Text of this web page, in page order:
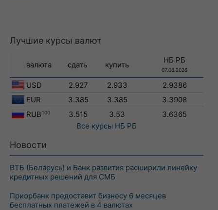
Лучшие курсы валют
валюта сдать купить
НБ РБ
07.08.2026
USD 2.927 2.933
2.9386
EUR
3.385 3.385
3.3908
RUB 100 3.515 3.53
3.6365
Все курсы НБ РБ
Новости
ВТБ (Беларусь) и Банк развития расширили линейку
кредитных решений для СМБ
Приорбанк предоставит бизнесу 6 месяцев
бесплатных платежей в 4 валютах